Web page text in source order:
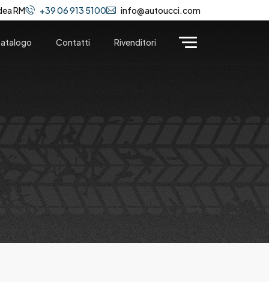
RM +39 06 913 5100 info@autoucci.com
Contatti Rivenditori